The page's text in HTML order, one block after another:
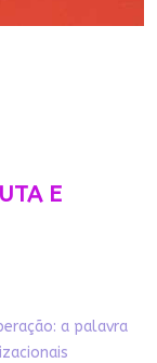
E
a palavra